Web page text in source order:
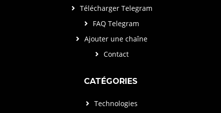
Télécharger Telegram
FAQ Telegram
Ajouter une chaîne
Contact
CATÉGORIES
Technologies